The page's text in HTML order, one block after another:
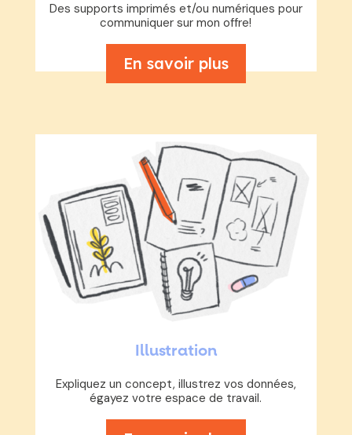
Des supports imprimés et/ou numériques pour
communiquer sur mon offre!
En savoir plus
Illustration
Expliquez un concept, illustrez vos données,
égayez votre espace de travail.